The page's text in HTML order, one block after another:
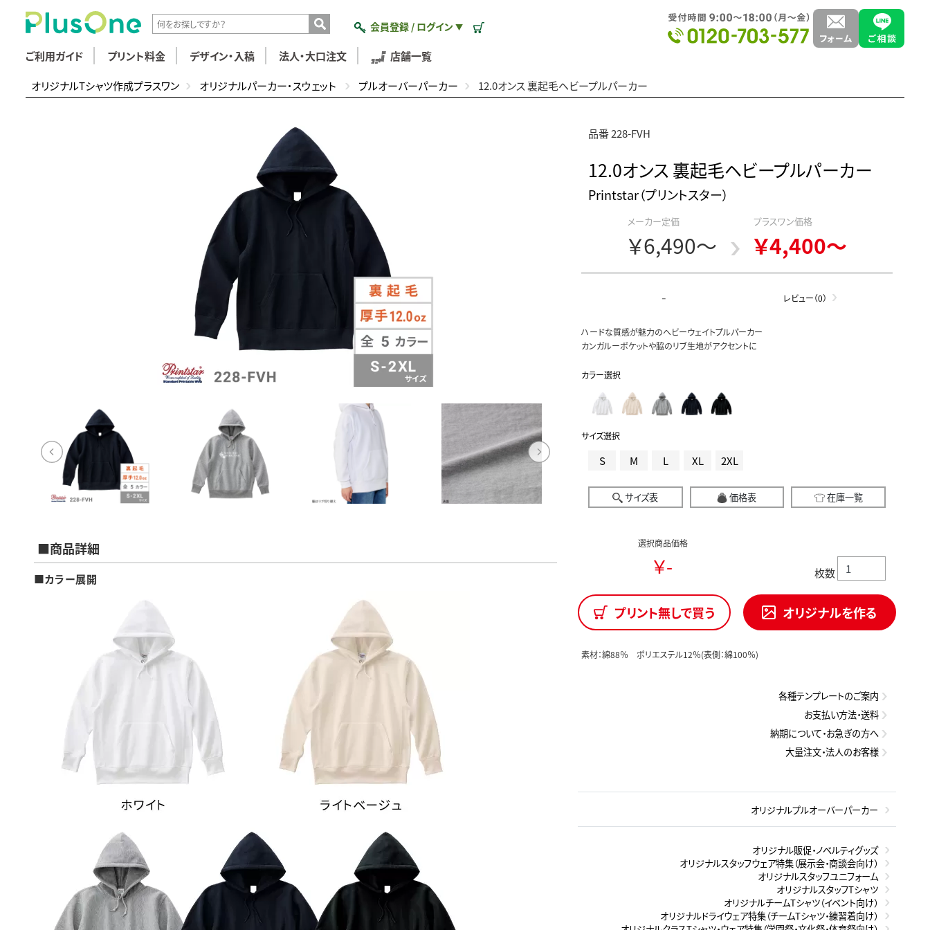
会員登録 / ログイン ▼
ご利用ガイド プリント料金 デザイン・入稿 法人・大口注文 店舗一覧
オリジナルTシャツ作成プラスワン オリジナルパーカー・スウェット プルオーバーパーカー 12.0オンス 裏起毛ヘビープルパーカー
■商品詳細
■カラー展開
品番 228-FVH
12.0オンス 裏起毛ヘビープルパーカー
Printstar（プリントスター）
メーカー定価
￥6,490～
プラスワン価格
￥4,400～
- レビュー（0）
ハードな質感が魅力のヘビーウェイトプルパーカー
カンガルーポケットや脇のリブ生地がアクセントに
カラー選択
サイズ選択
S M L XL 2XL
サイズ表 価格表 在庫一覧
選択商品価格
￥- 枚数
プリント無しで買う オリジナルを作る
素材：綿88％ ポリエステル12％(表側：綿100％)
各種テンプレートのご案内
お支払い方法・送料
納期について・お急ぎの方へ
大量注文・法人のお客様
オリジナルプルオーバーパーカー
オリジナル販促・ノベルティグッズ
オリジナルスタッフウェア特集（展示会・商談会向け）
オリジナルスタッフユニフォーム
オリジナルスタッフTシャツ
オリジナルチームTシャツ（イベント向け）
オリジナルドライウェア特集（チームTシャツ・練習着向け）